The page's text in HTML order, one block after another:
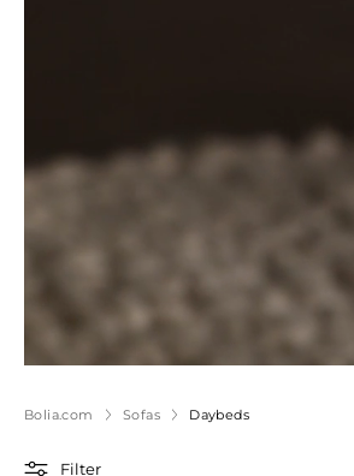
Bolia.com Sofas Daybeds
Filter